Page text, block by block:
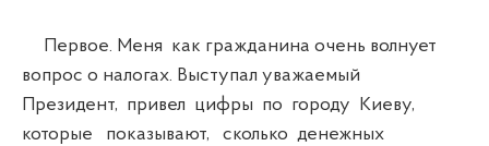
Первое. Меня как гражданина очень волнует
вопрос о налогах. Выступал уважаемый
Президент, привел цифры по городу Киеву,
которые показывают, сколько денежных